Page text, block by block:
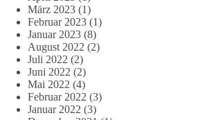
März 2023 (1)
Februar 2023 (1)
Januar 2023 (8)
August 2022 (2)
Juli 2022 (2)
Juni 2022 (2)
Mai 2022 (4)
Februar 2022 (3)
Januar 2022 (3)